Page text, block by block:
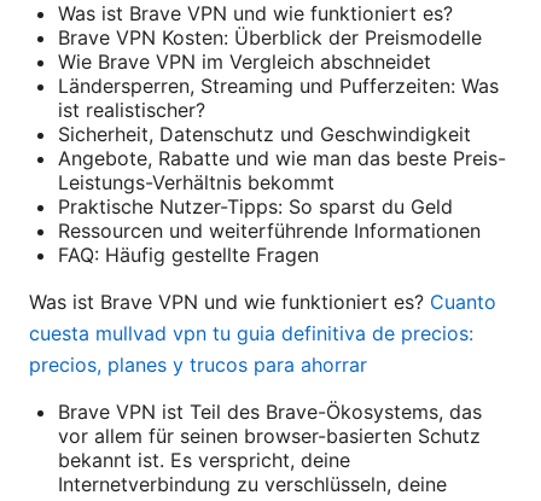
Was ist Brave VPN und wie funktioniert es?
Brave VPN Kosten: Überblick der Preismodelle
Wie Brave VPN im Vergleich abschneidet
Ländersperren, Streaming und Pufferzeiten: Was
ist realistischer?
Sicherheit, Datenschutz und Geschwindigkeit
Angebote, Rabatte und wie man das beste Preis-
Leistungs-Verhältnis bekommt
Praktische Nutzer-Tipps: So sparst du Geld
Ressourcen und weiterführende Informationen
FAQ: Häufig gestellte Fragen
Was ist Brave VPN und wie funktioniert es? Cuanto
cuesta mullvad vpn tu guia definitiva de precios:
precios, planes y trucos para ahorrar
Brave VPN ist Teil des Brave-Ökosystems, das
vor allem für seinen browser-basierten Schutz
bekannt ist. Es verspricht, deine
Internetverbindung zu verschlüsseln, deine